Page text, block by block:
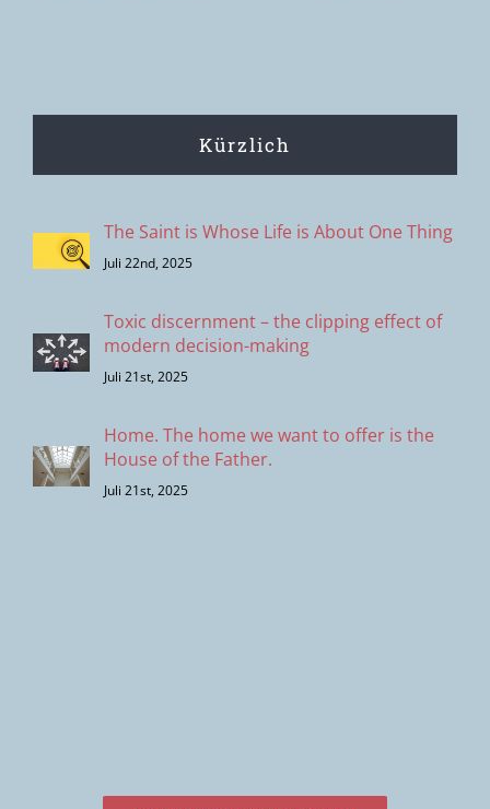
Kürzlich
The Saint is Whose Life is About One Thing
Juli 22nd, 2025
Toxic discernment – the clipping effect of
modern decision-making
Juli 21st, 2025
Home. The home we want to offer is the
House of the Father.
Juli 21st, 2025